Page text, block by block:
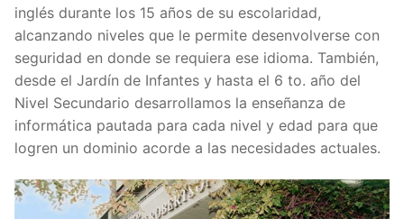
inglés durante los 15 años de su escolaridad,
alcanzando niveles que le permite desenvolverse con
seguridad en donde se requiera ese idioma. También,
desde el Jardín de Infantes y hasta el 6 to. año del
Nivel Secundario desarrollamos la enseñanza de
informática pautada para cada nivel y edad para que
logren un dominio acorde a las necesidades actuales.